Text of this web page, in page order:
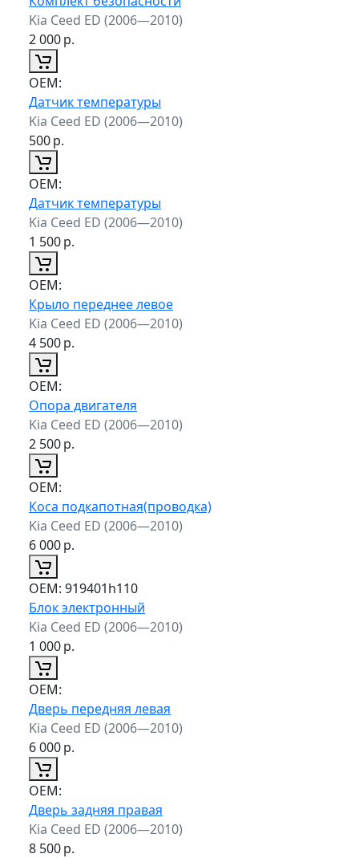
Kia Ceed ED (2006—2010)
2 000р.
ОЕМ:
Датчик температуры
Kia Ceed ED (2006—2010)
500р.
ОЕМ:
Датчик температуры
Kia Ceed ED (2006—2010)
1 500р.
ОЕМ:
Крыло переднее левое
Kia Ceed ED (2006—2010)
4 500р.
ОЕМ:
Опора двигателя
Kia Ceed ED (2006—2010)
2 500р.
ОЕМ:
Коса подкапотная(проводка)
Kia Ceed ED (2006—2010)
6 000р.
ОЕМ: 919401h110
Блок электронный
Kia Ceed ED (2006—2010)
1 000р.
ОЕМ:
Дверь передняя левая
Kia Ceed ED (2006—2010)
6 000р.
ОЕМ:
Дверь задняя правая
Kia Ceed ED (2006—2010)
8 500р.